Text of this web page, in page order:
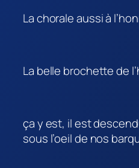
La chorale aussi à
La belle brochette de
ça y est, il est
sous l’oeil de nos